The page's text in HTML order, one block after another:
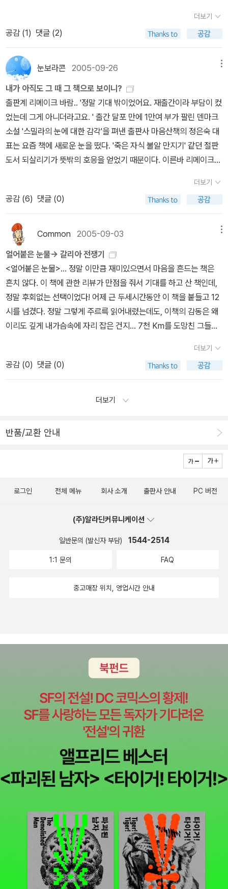
정치가인키케로와 대장군 폼페이우스, 그의 라이벌인 크라수스, 황제
카이사르의 '임페리움' 을 위한 술수와 인간적인 매력들이 무지하게
재밌다. 그나저나 <임페리움> 다음에 나올 <컨스피러시>(내년상반
기)도 기대된다.키케로가 주인공이어서, 그의 지략과 연기, 명연설 등
이 자주 나오는데, 때때로 소름이쫙 끼쳤다.팔코시리즈 안 팔려서 더
이상 안 나온다는데, 우리나라에선 로마 이야기가 죽 쓰는거? 이건
좀 많이 팔려서 3부작 다쫙쫙 나와 줬으면하는소망이 있다. 돈많은출
판사이니 걱정은 안 한다.
★★7. <키친>- 요시모토 바나나마이리뷰로 패스★★★☆☆8. <
돈키호테>- 미겔 데 세르반테스마이리뷰로 패스★★★★☆9. < 진
주 귀고리 소녀>- 트레이시 슈발리에마이리뷰로 패스★★★★★1
0. <문학의 숲을 거닐다>- 장영희마이리뷰로 패스★★★★☆11. <
은하수를 여행하는 히치하이커를 위한 안내서> 4권- 더글라스 애덤
스개연성! 개연성!★★★★☆12. <인디언의 복음>- E.T 시튼★★
★★☆13. <어둠의 저편>- 무라카미 하루키★★★★☆14. <우리
안의 오리엔탈리즘>- 이옥순14권지금까지 119권
더보기
공감 (1) 댓글 (2)
눈보라콘 2005-09-26
내가 아직도 그 때 그 책으로 보이니?
출판계 리메이크 바람.. '정말 기대 밖이었어요. 재출간이라 부담이 컸
었는데 그게 아니더라고요. ' 출간 달포 만에 1만여 부가 팔린 덴마크
소설 '스밀라의 눈에 대한 감각'을 펴낸 출판사 마음산책의 정은숙 대
표는 요즘 책에 새로운 눈을 떴다. '죽은 자식 불알 만지기' 같던 절판
도서 되살리기가 뜻밖의 호응을 얻었기 때문이다. 이른바 리메이크(r
는 게 아닌 것이다. '같으면서도 다른' 신간을 빚어내며 독자층을 넓혔
다는 평가도 나오고 있다. '리메이크 바람'의 주역은 독자 신생출판사
사이의 권선희 대표가 '카이사르의 갈리아 전쟁기'를 만난 건 진정, 우
연 같았다. 지난해 겨울 교보문고 매장직원이 권한 말, '갈리아 전쟁
기'를 찾는 고객이 적지 않은 데 판본이 오래돼 빈손으로 돌아가는 고
객이 많다는 귀띔에 눈이 번쩍 띄었다. 서점 직원은 여러 출판사에 새
책을 내도록 권유했지만 구간을 다시 내는 데 선뜻 응하는 곳이 없다
는 사실도 덧붙였다. 권 대표는 1990년 범우사가 발간한 구간을 조
목조목 검토했다. 라틴어 원본을 구하고, 영역본 다섯 종도 검토하면
서 번역을 다듬고, 외서에는 없는 지도.사진을 덧붙여 올 7월 중순 새
판형의 '갈리아 전쟁기'를 내놓았다. 로마의 명장 카이사르가 기원전
51년에 펴낸 책이기에 저작권도 자연스럽게 해결됐다. 결과는 만족
스러웠다. 지금까지 5000여 부가 팔렸다. '독자의 힘을 새롭게 느꼈
성공에 힘입은 그는 카이사르의 또 다른 저서 '내전기'도 이달 초 펴냈
리아 전쟁기'의 독자들이 후편에도 이어졌다. '스밀라의 눈에 대한 감
으로 나왔던 스릴러다. 그간 열성팬 사이에서 극찬을 받았으나 절판
한 권으로 묶었다. 정 대표는 '인터넷.헌책방 동호회 등에서 꾸준하게
었다. 그만큼 우리 독자층의 안목이 성숙한 증거'라고 말했다. '껍데
편집 같은 '포장 바꾸기' 차원이 아니다. 달라진 시대의 독자 욕구를
빠르게 읽고, 또 이를 시장과 연결하는 기획력의 승리다. 일례로 '갈리
마 매니어들이 주로 찾았다. 이달 발간된 (씨앗을 뿌리는 사람들)는
제시하고 있다. 번역자 이희재씨는 '지난 세월 우리 사회는 수동적 남
자를 길러왔다'며 '자연은 물론 여성과도 조화를 이뤘던 신화시대의
남성성은 인간성 복원과 직결된다'고 말했다. 이탈리아 기호학자 움
에 다시 나왔다. 현대 예술, 대중문화, 스포츠 등 다양한 주제를 유쾌
하게 풀어놓는 에코의 혜안은 10여 년 전보다 오히려 지금 더욱 유효
하다는 판단에서다. 젊은 층의 감각에 맞게 디자인을 날렵하게 바꾸
고, 번역도 일부 바로잡았다. '영상세대 잡아라' 시각자료에 정성 한국
출판마케팅연구소 한기호 소장은 요즘의 리메이크 붐을 디지털 시대
의 산물로 풀이한다. 독자와의 쌍방향 대화, 영상시대에 걸맞은 시각
자료 보강 등을 근거로 들었다. 그는 '아날로그 시대의 책이 싼값에 양
새로운 독자를 창출해야 한다'고 말했다. 책도 영화처럼 즐기는 시대
가 왔으며, 책의 고객 또한 독자(Reader)→사용자(User)→수집가
(Collector)로 이동 중이라는 것이다. 실제로 최근 복간된 책들에 시
각자료에 많은 정성을 쏟고 있다. 최근 인문분야 베스트셀러 상위권
에 있는 '조선왕 독살사건'(다산초당)은 98년 첫선을 보인 '누가 왕을
더보기
공감 (6) 댓글 (0)
Common 2005-09-03
얼어붙은 눈물-> 갈리아 전쟁기
<얼어붙은 눈물>... 정말 이만큼 재미있으면서 마음을 흔드는 책은
흔치 않다. 이 책에 관한 리뷰가 만점을 줘서 기대를 하고 산 책인데,
정말 후회없는 선택이었다! 어제 근 두세시간동안 이 책을 붙들고 12
시를 넘겼다. 정말 그렇게 주르륵 읽어내렸는데도, 이책의 감동은 왜
이리도 깊게 내가슴속에 자리 잡은 건지... 7천 Km를 도망친 그들의,
얼른 녹아내리길!! 이제 읽을 책이다. 이 책과 <돈키호테>를 끝내면
저번에 산 책은 이제 다 읽게 되는 셈이다. 표지가 정말 멋진 책이다.
내용이야 지금 서문만 대충 훑어보고 있지만 슬슬 기대가 되는 중이
다. 그러고보니 요번에 카이사르의 또다른 책 <내전기>가 나왔다. 이
더보기
공감 (0) 댓글 (0)
더보기
반품/교환 안내
로그인 전체 메뉴 회사 소개 출판사 안내 PC 버전
(주)알라딘커뮤니케이션
일반문의 (발신자 부담) 1544-2514
1:1 문의 FAQ
중고매장 위치, 영업시간 안내